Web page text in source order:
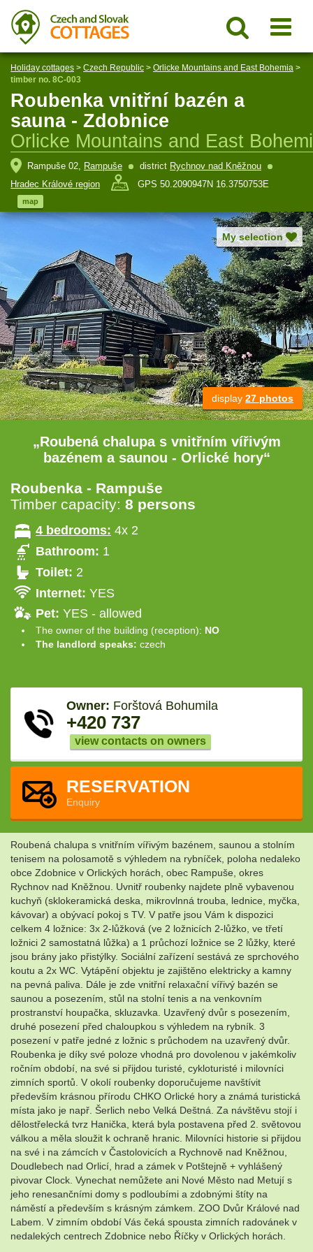
Holiday cottages > Czech Republic > Orlicke Mountains and East Bohemia >
timber no. 8C-003
Roubenka vnitřní bazén a
sauna - Zdobnice
Orlicke Mountains and East
Rampuše 02, Rampuše district Rychnov nad Kněžnou
Hradec Králové region
GPS 50.2090947N 16.3750753E
map
My selection
display 27 photos
„Roubená chalupa s vnitřním vířivým
bazénem a saunou - Orlické hory“
Roubenka - Rampuše
Timber capacity: 8 persons
4 bedrooms: 4x 2
Bathroom: 1
Toilet: 2
Internet: YES
Pet: YES - allowed
The owner of the building (reception): NO
The landlord speaks: czech
Owner: Forštová Bohumila
+420 737
view contacts on owners
RESERVATION
Enquiry
Roubená chalupa s vnitřním vířivým bazénem, saunou a stolním
tenisem na polosamotě s výhledem na rybníček, poloha nedaleko
obce Zdobnice v Orlických horách, obec Rampuše, okres
Rychnov nad Kněžnou. Uvnitř roubenky najdete plně vybavenou
kuchyň (sklokeramická deska, mikrovlnná trouba, lednice, myčka,
kávovar) a obývací pokoj s TV. V patře jsou Vám k dispozici
celkem 4 ložnice: 3x 2-lůžková (ve 2 ložnicích 2-lůžko, ve třetí
ložnici 2 samostatná lůžka) a 1 průchozí ložnice se 2 lůžky, které
jsou brány jako přistýlky. Sociální zařízení sestává ze sprchového
koutu a 2x WC. Vytápění objektu je zajištěno elektricky a kamny
na pevná paliva. Dále je zde vnitřní relaxační vířivý bazén se
saunou a posezením, stůl na stolní tenis a na venkovním
prostranství houpačka, skluzavka. Uzavřený dvůr s posezením,
druhé posezení před chaloupkou s výhledem na rybník. 3
posezení v patře jedné z ložnic s průchodem na uzavřený dvůr.
Roubenka je díky své poloze vhodná pro dovolenou v jakémkoliv
ročním období, na své si přijdou turisté, cykloturisté i milovníci
zimních sportů. V okolí roubenky doporučujeme navštívit
především krásnou přírodu CHKO Orlické hory a známá turistická
místa jako je např. Šerlich nebo Velká Deštná. Za návštěvu stojí i
dělostřelecká tvrz Hanička, která byla postavena před 2. světovou
válkou a měla sloužit k ochraně hranic. Milovníci historie si přijdou
na své i na zámcích v Častolovicích a Rychnově nad Kněžnou,
Doudlebech nad Orlicí, hrad a zámek v Potštejně + vyhlášený
pivovar Clock. Vynechat nemůžete ani Nové Město nad Metují s
jeho renesančními domy s podloubími a zdobnými štíty na
náměstí a především s krásným zámkem. ZOO Dvůr Králové nad
Labem. V zimním období Vás čeká spousta zimních radovánek v
nedalekých centrech Zdobnice nebo Říčky v Orlických horách.